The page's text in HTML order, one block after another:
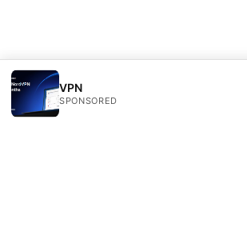
VPN
SPONSORED